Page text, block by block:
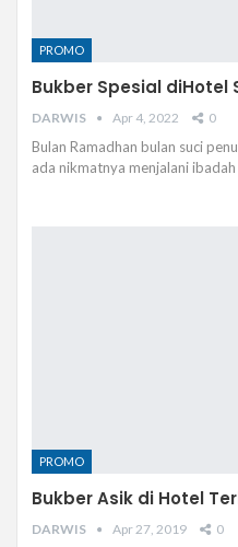
PROMO
Bukber Spesial
DARWIS Apr 4, 2022 0
Bulan Ramadhan bulan suci
ada nikmatnya menjalani
PROMO
Bukber Asik di Hotel
DARWIS Apr 27, 2019 0